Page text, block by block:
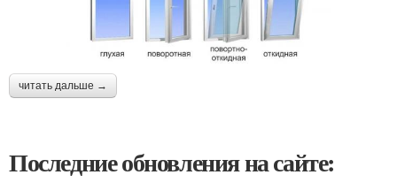
читать дальше →
Последние обновления на сайте: